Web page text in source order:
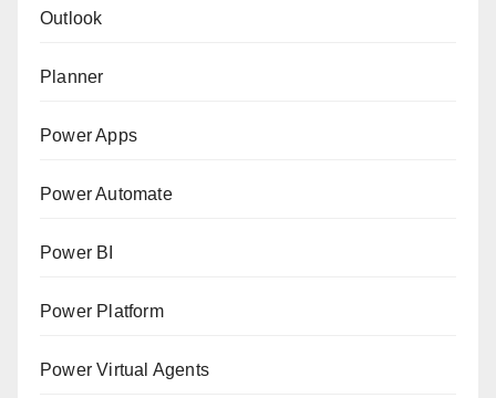
Outlook
Planner
Power Apps
Power Automate
Power BI
Power Platform
Power Virtual Agents